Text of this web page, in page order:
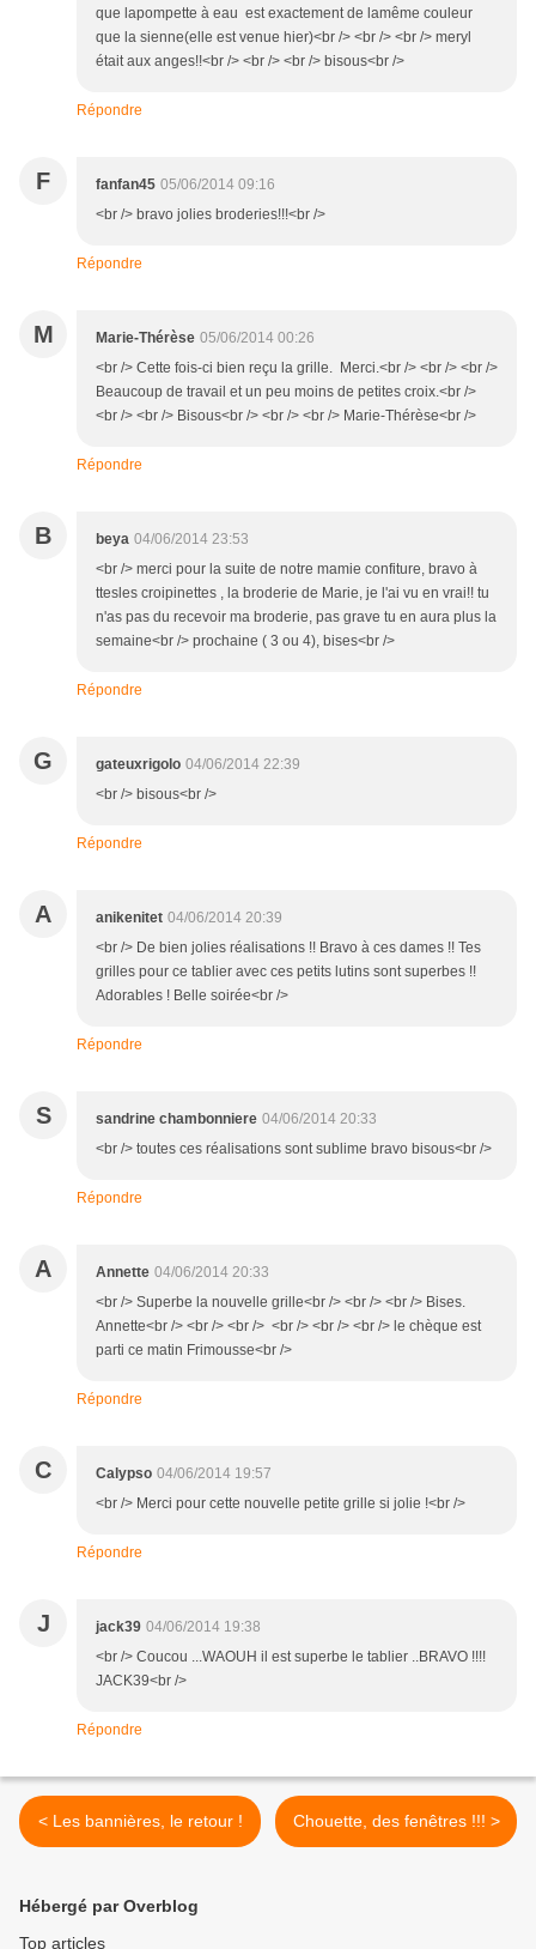
que lapompette à eau est exactement de lamême couleur
que la sienne(elle est venue hier)<br /> <br /> <br /> meryl
était aux anges!!<br /> <br /> <br /> bisous<br />
Répondre
F fanfan45 05/06/2014 09:16
<br /> bravo jolies broderies!!!<br />
Répondre
M Marie-Thérèse 05/06/2014 00:26
<br /> Cette fois-ci bien reçu la grille. Merci.<br /> <br /> <br />
Beaucoup de travail et un peu moins de petites croix.<br />
<br /> <br /> Bisous<br /> <br /> <br /> Marie-Thérèse<br />
Répondre
B beya 04/06/2014 23:53
<br /> merci pour la suite de notre mamie confiture, bravo à
ttesles croipinettes , la broderie de Marie, je l'ai vu en vrai!! tu
n'as pas du recevoir ma broderie, pas grave tu en aura plus la
semaine<br /> prochaine ( 3 ou 4), bises<br />
Répondre
G gateuxrigolo 04/06/2014 22:39
<br /> bisous<br />
Répondre
A anikenitet 04/06/2014 20:39
<br /> De bien jolies réalisations !! Bravo à ces dames !! Tes
grilles pour ce tablier avec ces petits lutins sont superbes !!
Adorables ! Belle soirée<br />
Répondre
S sandrine chambonniere 04/06/2014 20:33
<br /> toutes ces réalisations sont sublime bravo bisous<br />
Répondre
A Annette 04/06/2014 20:33
<br /> Superbe la nouvelle grille<br /> <br /> <br /> Bises.
Annette<br /> <br /> <br /> <br /> <br /> <br /> le chèque est
parti ce matin Frimousse<br />
Répondre
C Calypso 04/06/2014 19:57
<br /> Merci pour cette nouvelle petite grille si jolie !<br />
Répondre
J jack39 04/06/2014 19:38
<br /> Coucou ...WAOUH il est superbe le tablier ..BRAVO !!!!
JACK39<br />
Répondre
< Les bannières, le retour ! Chouette, des fenêtres !!! >
Hébergé par Overblog
Top articles